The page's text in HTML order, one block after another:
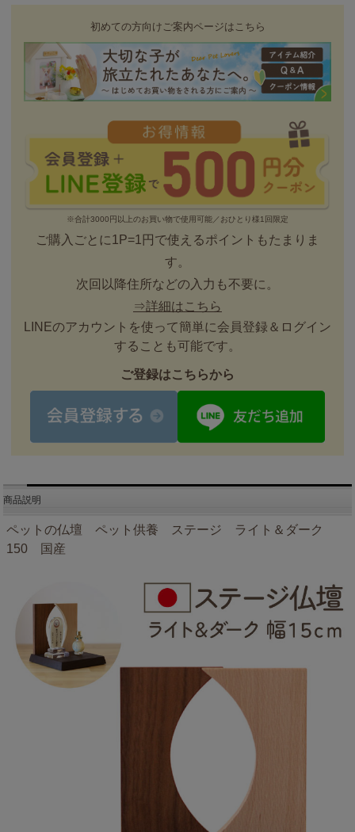
初めての方向けご案内ページはこちら
※合計3000円以上のお買い物で使用可能／おひとり様1回限定
ご購入ごとに1P=1円で使えるポイントもたまりま
す。
次回以降住所などの入力も不要に。
⇒詳細はこちら
LINEのアカウントを使って簡単に会員登録＆ログイン
することも可能です。
ご登録はこちらから
商品説明
ペットの仏壇 ペット供養 ステージ ライト＆ダーク
150 国産